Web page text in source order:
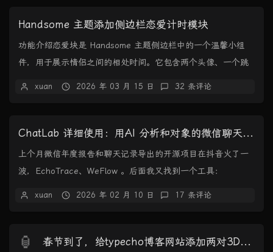
Handsome 主题添加侧边栏恋爱计时模块
功能介绍恋爱块是 Handsome 主题侧边栏中的一个温馨小组
件，用于展示情侣之间的相处时间。它包含两个头像、一个跳
xuan 2026 年 03 月 15 日 32 条评论
ChatLab 详细使用：用AI 分析和对象的微信聊天记录
上个月微信年度报告和聊天记录导出的开源项目在抖音火了一
波，EchoTrace、WeFlow 。后面我又找到一个工具：
xuan 2026 年 02 月 10 日 17 条评论
🏮 春节到了，给typecho博客网站添加两对3D红灯笼